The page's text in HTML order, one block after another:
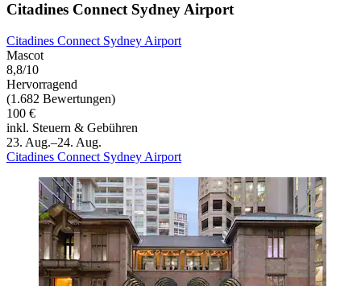
Citadines Connect Sydney Airport
Citadines Connect Sydney Airport
Mascot
8,8/10
Hervorragend
(1.682 Bewertungen)
100 €
inkl. Steuern & Gebühren
23. Aug.–24. Aug.
Citadines Connect Sydney Airport